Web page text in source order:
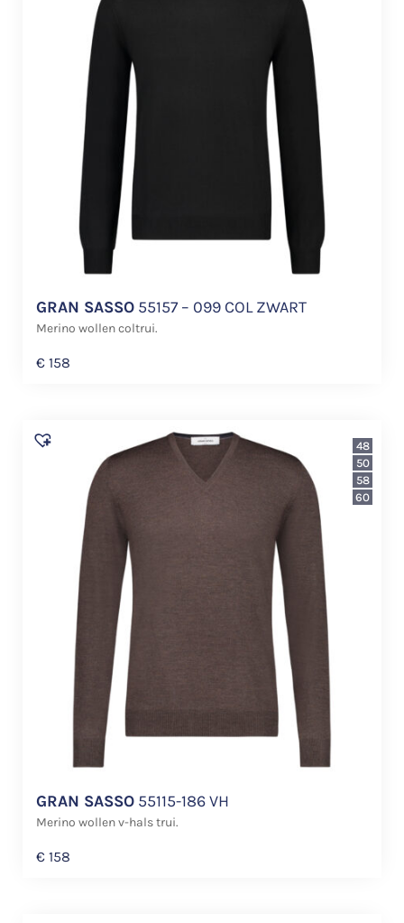
GRAN SASSO 55157 – 099 COL ZWART
Merino wollen coltrui.
€ 158
GRAN SASSO 55115-186 VH
Merino wollen v-hals trui.
€ 158
48
50
58
60